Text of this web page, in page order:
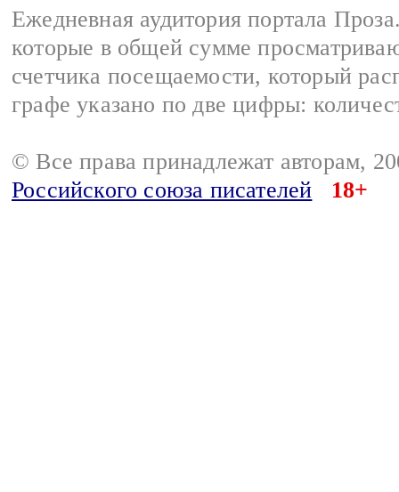
Ежедневная аудитория портала
которые в общей сумме
счетчика посещаемости, который
графе указано по две цифры:
© Все права принадлежат авторам,
Российского союза писателей
18+